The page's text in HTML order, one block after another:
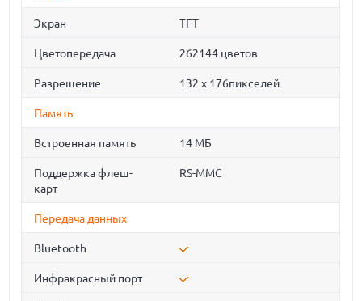
Экран TFT
Цветопередача 262144 цветов
Разрешение 132 х 176пикселей
Память
Встроенная память 14 МБ
Поддержка флеш-
карт
RS-MMC
Передача данных
Bluetooth
Инфракрасный порт